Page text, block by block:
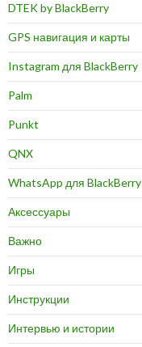
DTEK by BlackBerry
GPS навигация и карты
Instagram для BlackBerry
Palm
Punkt
QNX
WhatsApp для BlackBerry
Аксессуары
Важно
Игры
Инструкции
Интервью и истории